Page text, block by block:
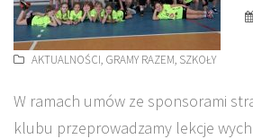
AKTUALNOŚCI, GRAMY RAZEM, SZKOŁY
W ramach umów ze sponsorami
klubu przeprowadzamy lekcje